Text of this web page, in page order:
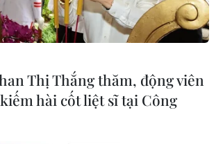
đầu đối thoại về kiểm soát vũ khí hạt
Thị Thắng thăm, động viên
hài cốt liệt sĩ tại Công